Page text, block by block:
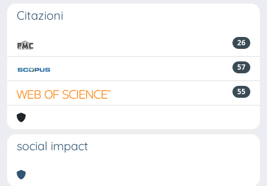
Citazioni
26
57
55
social impact